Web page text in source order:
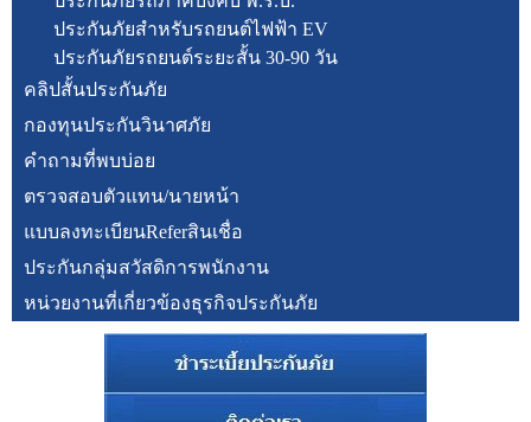
ประกันภัยสำหรับรถยนต์ไฟฟ้า EV
ประกันภัยรถยนต์ระยะสั้น 30-90 วัน
คลิปสั้นประกันภัย
กองทุนประกันวินาศภัย
คำถามที่พบบ่อย
ตรวจสอบตัวแทน/นายหน้า
แบบลงทะเบียนReferสินเชื่อ
ประกันกลุ่มสวัสดิการพนักงาน
หน่วยงานที่เกี่ยวข้องธุรกิจประกันภัย